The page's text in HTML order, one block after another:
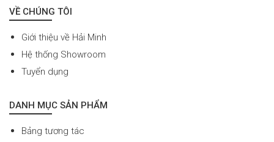
VỀ CHÚNG TÔI
Giới thiệu về Hải Minh
Hệ thống Showroom
Tuyển dụng
DANH MỤC SẢN PHẨM
Bảng tương tác